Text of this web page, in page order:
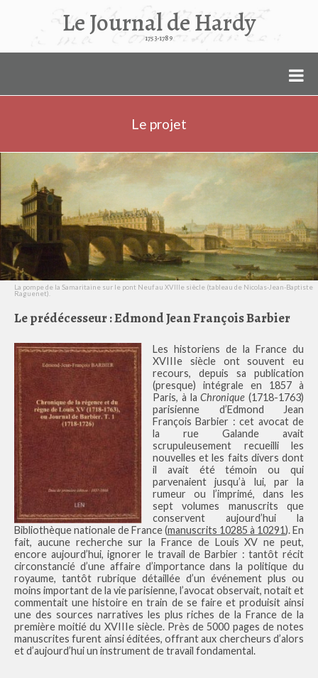
Le Journal de Hardy
1753-1789
Le projet
La pompe de la Samaritaine sur le pont Neuf au XVIIIe siècle (tableau de Nicolas-Jean-Baptiste
Raguenet).
Le prédécesseur : Edmond Jean François Barbier
Les historiens de la France du
XVIIIe siècle ont souvent eu
recours, depuis sa publication
(presque) intégrale en 1857 à
Paris, à laChronique (1718-1763)
parisienne d’Edmond Jean
François Barbier : cet avocat de
la rue Galande avait
scrupuleusement recueilli les
nouvelles et les faits divers dont
il avait été témoin ou qui
parvenaient jusqu’à lui, par la
rumeur ou l’imprimé, dans les
sept volumes manuscrits que
conservent aujourd’hui la
Bibliothèque nationale de France (manuscrits 10285 à 10291). En
fait, aucune recherche sur la France de Louis XV ne peut,
encore aujourd’hui, ignorer le travail de Barbier : tantôt récit
circonstancié d’une affaire d’importance dans la politique du
royaume, tantôt rubrique détaillée d’un événement plus ou
moins important de la vie parisienne, l’avocat observait, notait et
commentait une histoire en train de se faire et produisit ainsi
une des sources narratives les plus riches de la France de la
première moitié du XVIIIe siècle. Près de 5000 pages de notes
manuscrites furent ainsi éditées, offrant aux chercheurs d’alors
et d’aujourd’hui un instrument de travail fondamental.